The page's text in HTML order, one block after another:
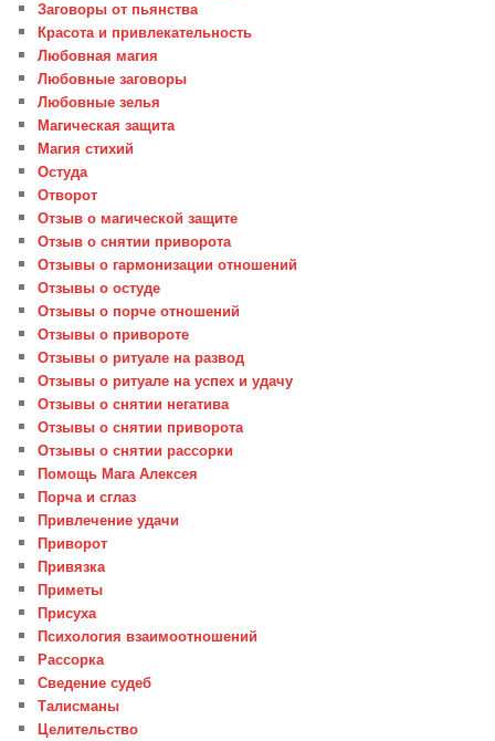
Заговоры от пьянства
Красота и привлекательность
Любовная магия
Любовные заговоры
Любовные зелья
Магическая защита
Магия стихий
Остуда
Отворот
Отзыв о магической защите
Отзыв о снятии приворота
Отзывы о гармонизации отношений
Отзывы о остуде
Отзывы о порче отношений
Отзывы о привороте
Отзывы о ритуале на развод
Отзывы о ритуале на успех и удачу
Отзывы о снятии негатива
Отзывы о снятии приворота
Отзывы о снятии рассорки
Помощь Мага Алексея
Порча и сглаз
Привлечение удачи
Приворот
Привязка
Приметы
Присуха
Психология взаимоотношений
Рассорка
Сведение судеб
Талисманы
Целительство